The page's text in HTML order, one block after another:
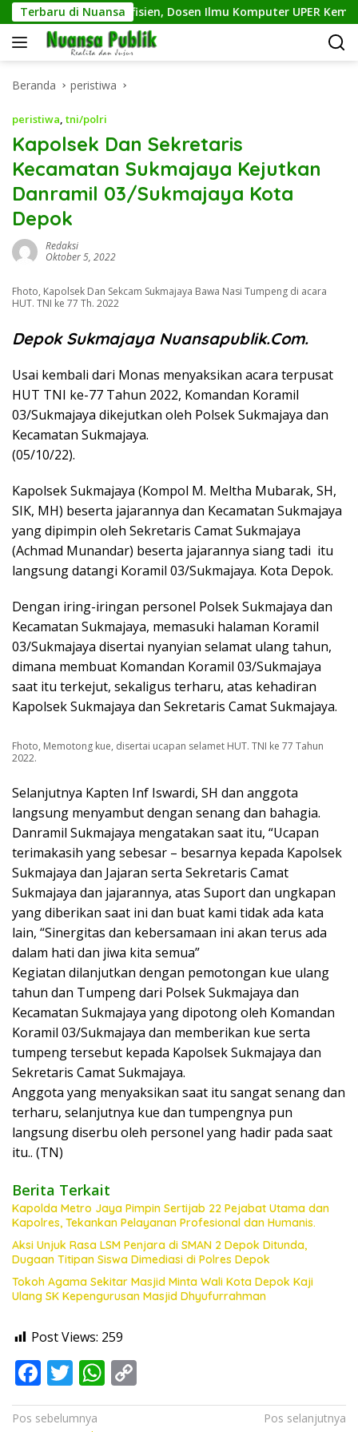
Langsung
ke
konten
Terbaru di Nuansa
Makin Efisien, Dosen Ilmu Komputer UPER
Beranda peristiwa
peristiwa, tni/polri
Kapolsek Dan Sekretaris
Kecamatan Sukmajaya Kejutkan
Danramil 03/Sukmajaya Kota
Depok
Redaksi
Oktober 5, 2022
Fhoto, Kapolsek Dan Sekcam Sukmajaya Bawa Nasi Tumpeng di acara
HUT. TNI ke 77 Th. 2022
Depok Sukmajaya Nuansapublik.Com.
Usai kembali dari Monas menyaksikan acara terpusat
HUT TNI ke-77 Tahun 2022, Komandan Koramil
03/Sukmajaya dikejutkan oleh Polsek Sukmajaya dan
Kecamatan Sukmajaya.
(05/10/22).
Kapolsek Sukmajaya (Kompol M. Meltha Mubarak, SH,
SIK, MH) beserta jajarannya dan Kecamatan Sukmajaya
yang dipimpin oleh Sekretaris Camat Sukmajaya
(Achmad Munandar) beserta jajarannya siang tadi itu
langsung datangi Koramil 03/Sukmajaya. Kota Depok.
Dengan iring-iringan personel Polsek Sukmajaya dan
Kecamatan Sukmajaya, memasuki halaman Koramil
03/Sukmajaya disertai nyanyian selamat ulang tahun,
dimana membuat Komandan Koramil 03/Sukmajaya
saat itu terkejut, sekaligus terharu, atas kehadiran
Kapolsek Sukmajaya dan Sekretaris Camat Sukmajaya.
Fhoto, Memotong kue, disertai ucapan selamet HUT. TNI ke 77 Tahun
2022.
Selanjutnya Kapten Inf Iswardi, SH dan anggota
langsung menyambut dengan senang dan bahagia.
Danramil Sukmajaya mengatakan saat itu, “Ucapan
terimakasih yang sebesar – besarnya kepada Kapolsek
Sukmajaya dan Jajaran serta Sekretaris Camat
Sukmajaya dan jajarannya, atas Suport dan ungkapan
yang diberikan saat ini dan buat kami tidak ada kata
lain, “Sinergitas dan kebersamaan ini akan terus ada
dalam hati dan jiwa kita semua”
Kegiatan dilanjutkan dengan pemotongan kue ulang
tahun dan Tumpeng dari Polsek Sukmajaya dan
Kecamatan Sukmajaya yang dipotong oleh Komandan
Koramil 03/Sukmajaya dan memberikan kue serta
tumpeng tersebut kepada Kapolsek Sukmajaya dan
Sekretaris Camat Sukmajaya.
Anggota yang menyaksikan saat itu sangat senang dan
terharu, selanjutnya kue dan tumpengnya pun
langsung diserbu oleh personel yang hadir pada saat
itu.. (TN)
Berita Terkait
Kapolda Metro Jaya Pimpin Sertijab 22 Pejabat Utama dan
Kapolres, Tekankan Pelayanan Profesional dan Humanis.
Aksi Unjuk Rasa LSM Penjara di SMAN 2 Depok Ditunda,
Dugaan Titipan Siswa Dimediasi di Polres Depok
Tokoh Agama Sekitar Masjid Minta Wali Kota Depok Kaji
Ulang SK Kepengurusan Masjid Dhyufurrahman
Post Views: 259
F
ac
e
T
w
itt
W
h o
Navigasi
Pos sebelumnya
Pos selanjutnya